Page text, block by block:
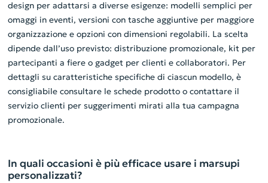
design per adattarsi a diverse esigenze: modelli semplici per
omaggi in eventi, versioni con tasche aggiuntive per maggiore
organizzazione e opzioni con dimensioni regolabili. La scelta
dipende dall’uso previsto: distribuzione promozionale, kit per
partecipanti a fiere o gadget per clienti e collaboratori. Per
dettagli su caratteristiche specifiche di ciascun modello, è
consigliabile consultare le schede prodotto o contattare il
servizio clienti per suggerimenti mirati alla tua campagna
promozionale.
In quali occasioni è più efficace usare i marsupi
personalizzati?